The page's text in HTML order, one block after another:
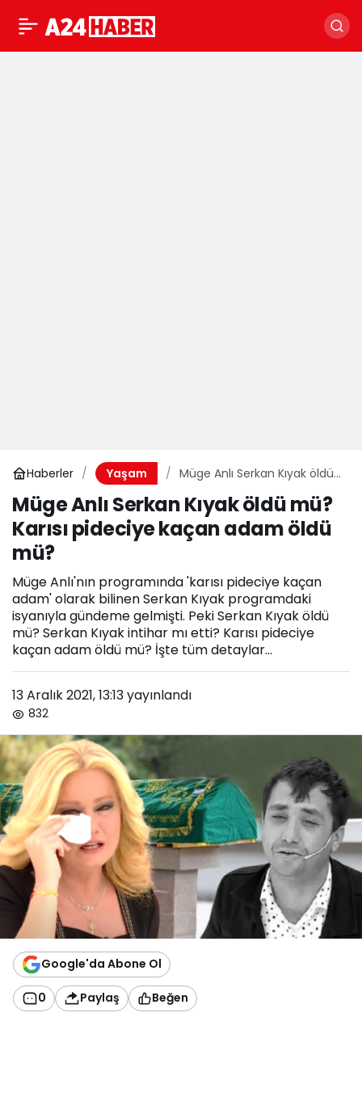
Haberler Yaşam
Müge Anlı Serkan Kıyak öldü
adam öldü mü?
Müge Anlı Serkan Kıyak öldü mü?
Karısı pideciye kaçan adam öldü
mü?
Müge Anlı'nın programında 'karısı pideciye kaçan
adam' olarak bilinen Serkan Kıyak programdaki
isyanıyla gündeme gelmişti. Peki Serkan Kıyak öldü
mü? Serkan Kıyak intihar mı etti? Karısı pideciye
kaçan adam öldü mü? İşte tüm detaylar...
13 Aralık 2021, 13:13yayınlandı
832
Google'da Abone Ol
0 Paylaş Beğen